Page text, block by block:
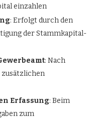
einzahlen
: Erfolgt durch den
der Stammkapital-
: Nach
Erfassung: Beim
zum